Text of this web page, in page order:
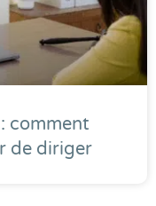
comment
de diriger